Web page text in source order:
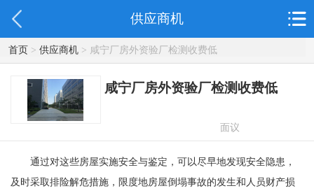
供应商机
首页> 供应商机> 咸宁厂房外资验厂检测收费低
咸宁厂房外资验厂检测收费低
面议
通过对这些房屋实施安全与鉴定，可以尽早地发现安全隐患，
及时采取排险解危措施，限度地房屋倒塌事故的发生和人员财产损